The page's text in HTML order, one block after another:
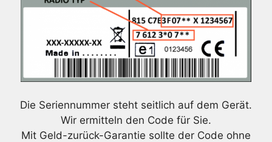
Die Seriennummer steht seitlich auf dem Gerät.
Wir ermitteln den Code für Sie.
Mit Geld-zurück-Garantie sollte der Code ohne